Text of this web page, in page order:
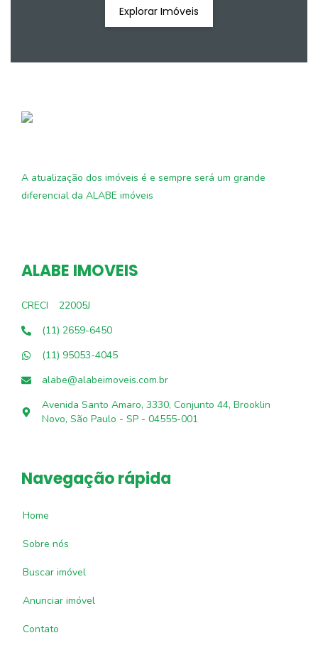
Explorar Imóveis
A atualização dos imóveis é e sempre será um grande
diferencial da ALABE imóveis
ALABE IMOVEIS
CRECI
22005J
(11) 2659-6450
(11) 95053-4045
alabe@alabeimoveis.com.br
Avenida Santo Amaro, 3330, Conjunto 44, Brooklin
Novo, São Paulo - SP - 04555-001
Navegação rápida
Home
Sobre nós
Buscar imóvel
Anunciar imóvel
Contato